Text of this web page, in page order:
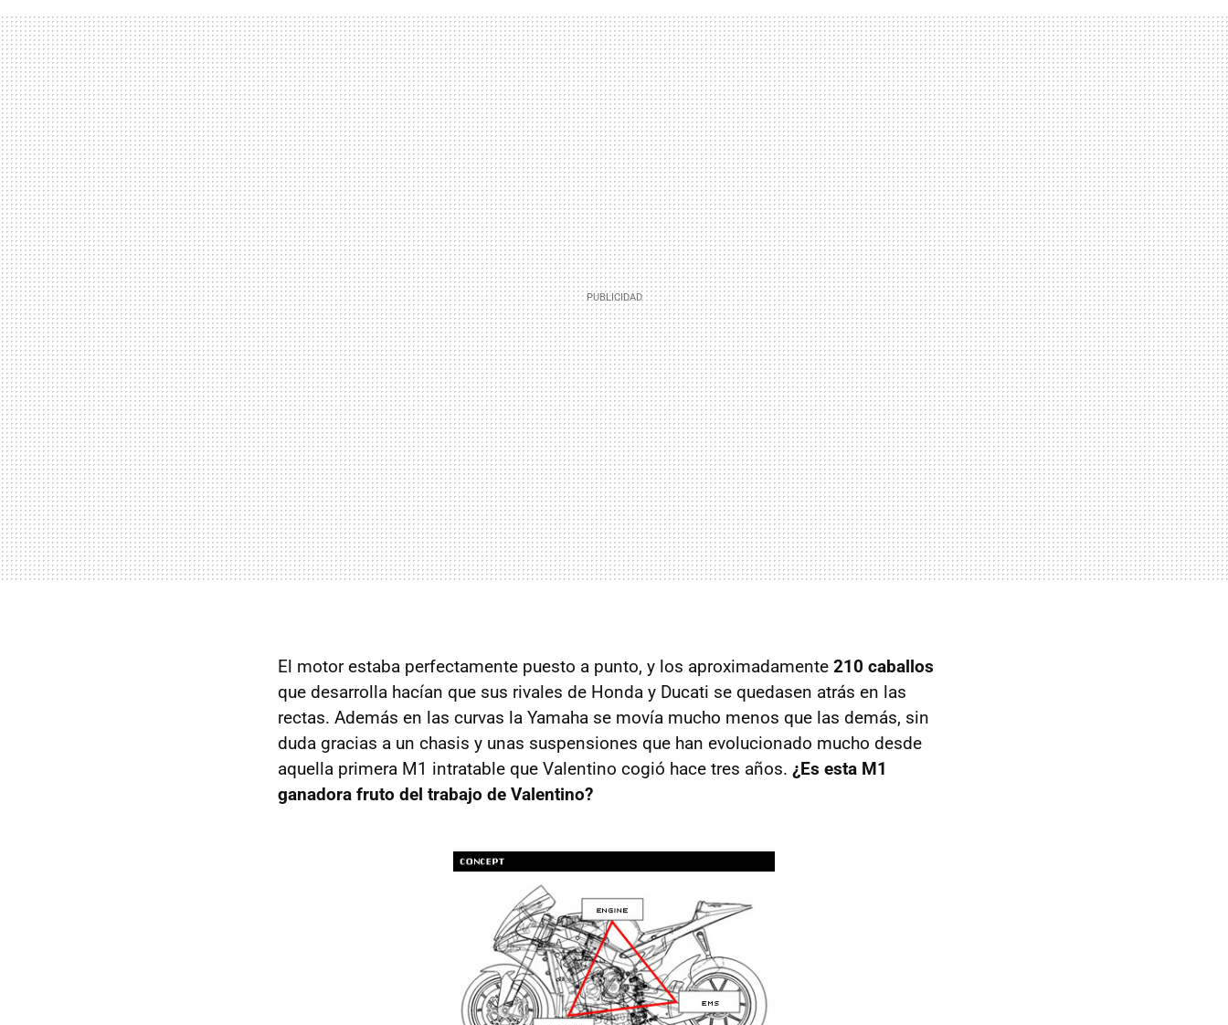
El motor estaba perfectamente puesto a punto, y los aproximadamente 210 caballos
que desarrolla hacían que sus rivales de Honda y Ducati se quedasen atrás en las
rectas. Además en las curvas la Yamaha se movía mucho menos que las demás, sin
duda gracias a un chasis y unas suspensiones que han evolucionado mucho desde
aquella primera M1 intratable que Valentino cogió hace tres años. ¿Es esta M1
ganadora fruto del trabajo de Valentino?